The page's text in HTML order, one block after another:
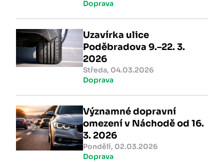
Doprava
Uzavírka ulice
Poděbradova 9.–22. 3.
2026
Středa, 04.03.2026
Doprava
Významné dopravní
omezení v Náchodě od 16.
3. 2026
Pondělí, 02.03.2026
Doprava